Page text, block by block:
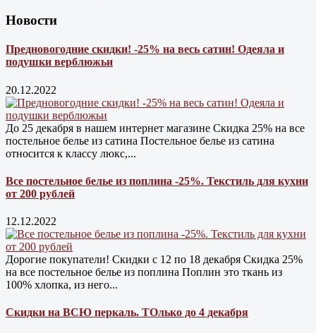
Новости
Предновогодние скидки! -25% на весь сатин! Одеяла и
подушки верблюжьи
20.12.2022
До 25 декабря в нашем интернет магазине Cкидка 25% на все
постельное белье из сатина Постельное белье из сатина
относится к классу люкс,...
Все постельное белье из поплина -25%. Текстиль для кухни
от 200 рублей
12.12.2022
Дорогие покупатели! Скидки с 12 по 18 декабря Скидка 25%
на все постельное белье из поплина Поплин это ткань из
100% хлопка, из него...
Скидки на ВСЮ перкаль. ТОлько до 4 декабря